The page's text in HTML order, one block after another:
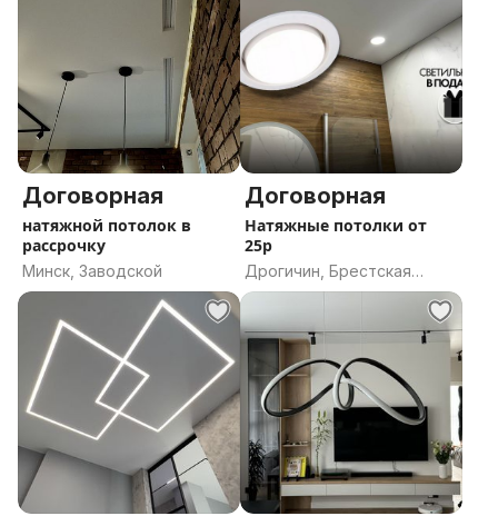
Договорная
натяжной потолок в
рассрочку
Минск, Заводской
Договорная
Натяжные потолки от
25р
Дрогичин, Брестская
область